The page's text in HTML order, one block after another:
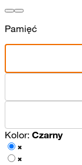
Pamięć
Kolor: Czarny